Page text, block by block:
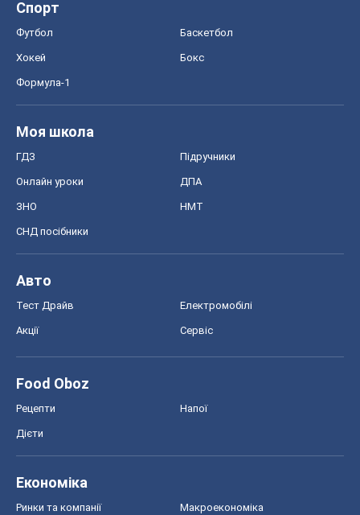
Спорт
Футбол Баскетбол
Хокей Бокс
Формула-1
Моя школа
ГДЗ Підручники
Онлайн уроки ДПА
ЗНО НМТ
СНД посібники
Авто
Тест Драйв Електромобілі
Акції Сервіс
Food Oboz
Рецепти Напої
Дієти
Економіка
Ринки та компанії Макроекономіка